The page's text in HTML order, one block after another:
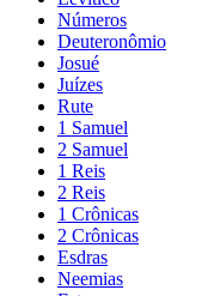
Números
Deuteronômio
Josué
Juízes
Rute
1 Samuel
2 Samuel
1 Reis
2 Reis
1 Crônicas
2 Crônicas
Esdras
Neemias